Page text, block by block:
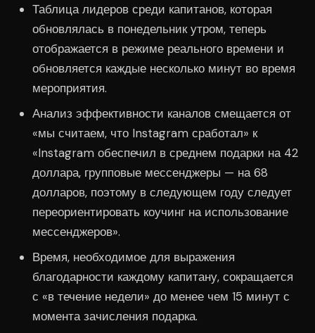
Таблица лидеров среди капитанов, которая
обновлялась в понедельник утром, теперь
отображается в режиме реального времени и
обновляется каждые несколько минут во время
мероприятия.
Анализ эффективности каналов смещается от
«мы считаем, что Instagram сработал» к
«Instagram обеспечил в среднем подарки на 42
доллара, групповые мессенджеры — на 68
долларов, поэтому в следующем году следует
переориентировать коучинг на использование
мессенджеров».
Время, необходимое для выражения
благодарности каждому капитану, сокращается
с «в течение недели» до менее чем 15 минут с
момента зачисления подарка.